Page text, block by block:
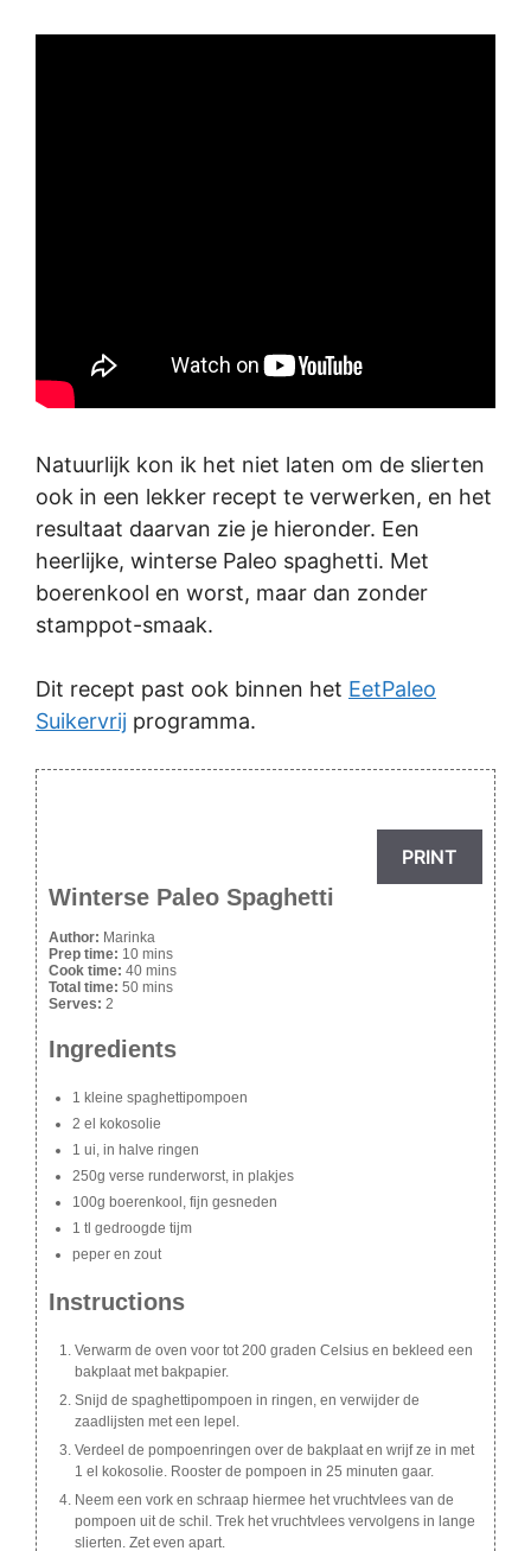
Natuurlijk kon ik het niet laten om de slierten
ook in een lekker recept te verwerken, en het
resultaat daarvan zie je hieronder. Een
heerlijke, winterse Paleo spaghetti. Met
boerenkool en worst, maar dan zonder
stamppot-smaak.
Dit recept past ook binnen het EetPaleo
Suikervrij programma.
PRINT
Winterse Paleo Spaghetti
Author: Marinka
Prep time: 10 mins
Cook time: 40 mins
Total time: 50 mins
Serves: 2
Ingredients
1 kleine spaghettipompoen
2 el kokosolie
1 ui, in halve ringen
250g verse runderworst, in plakjes
100g boerenkool, fijn gesneden
1 tl gedroogde tijm
peper en zout
Instructions
Verwarm de oven voor tot 200 graden Celsius en bekleed een
bakplaat met bakpapier.
Snijd de spaghettipompoen in ringen, en verwijder de
zaadlijsten met een lepel.
Verdeel de pompoenringen over de bakplaat en wrijf ze in met
1 el kokosolie. Rooster de pompoen in 25 minuten gaar.
Neem een vork en schraap hiermee het vruchtvlees van de
pompoen uit de schil. Trek het vruchtvlees vervolgens in lange
slierten. Zet even apart.